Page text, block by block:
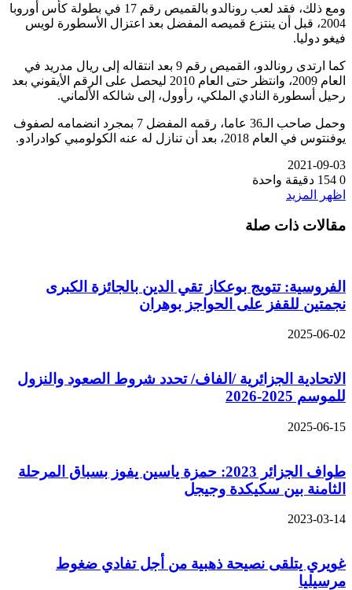
ومع ذلك، فقد لعب رونالدو بالقميص رقم 17 في بطولة كأس أوروبا
2004، قبل أن ينتزع قميصه المفضل بعد اعتزال الأسطورة لويس
فيغو دوليا.
كما ارتدى رونالدو، القميص رقم 9 بعد انتقاله إلى ريال مدريد في
العام 2009، وانتظر حتى العام 2010 ليحصل على الرقم الأيقوني بعد
رحيل أسطورة النادي الملكي، رأوول، إلى شالكه الألماني.
وحمل صاحب الـ36 عاما، رقمه المفضل 7 بمجرد انضمامه لصفوف
يوفنتوس في العام 2018، بعد أن تنازل له عنه الكولومبي كوادرادو.
2021-09-03
0
دقيقة واحدة
اظهر المزيد
مقالات ذات صلة
الفروسية: تتويج بوعكاز تقي الدين بالجائزة الكبرى
نجمتين للقفز على الحواجز بوهران
2025-06-02
الاتحادية الجزائرية /الفاف/ تحدد شروط الصعود والنزول
للموسم 2025-2026
2025-06-15
طواف الجزائر 2023: حمزة ياسين يفوز بسباق المرحلة
الثامنة بين سكيكدة وجيجل
2023-03-14
غويري يتلقى نصيحة ذهبية من أجل تفادي ضغوط
مرسيليا